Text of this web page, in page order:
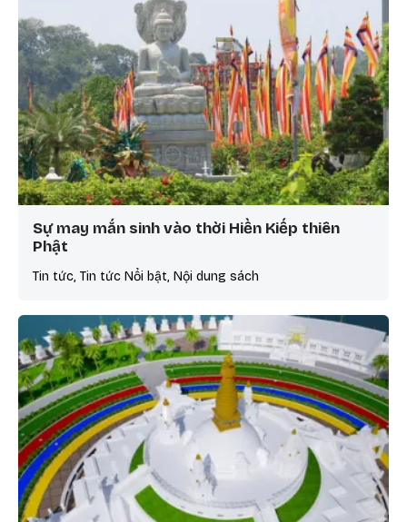
Sự may mắn sinh vào thời Hiền Kiếp thiên
Phật
Tin tức, Tin tức Nổi bật, Nội dung sách